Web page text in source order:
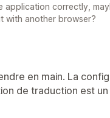
application correctly,
with another browser?
en main. La
de traduction est un